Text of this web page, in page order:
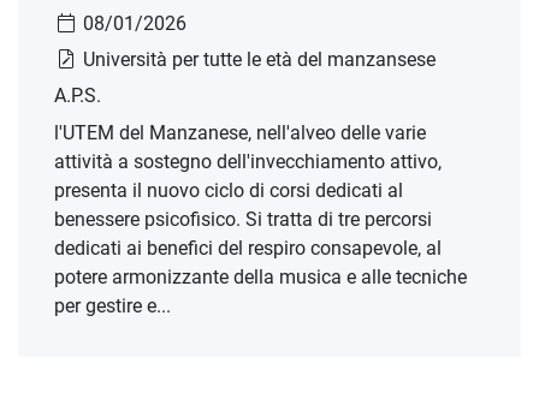
08/01/2026
Università per tutte le età del manzansese
A.P.S.
l'UTEM del Manzanese, nell'alveo delle varie
attività a sostegno dell'invecchiamento attivo,
presenta il nuovo ciclo di corsi dedicati al
benessere psicofisico. Si tratta di tre percorsi
dedicati ai benefici del respiro consapevole, al
potere armonizzante della musica e alle tecniche
per gestire e...